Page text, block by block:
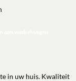
in uw huis. Kwaliteit